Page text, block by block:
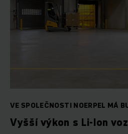
VE SPOLEČNOSTI NOERPEL MÁ
Vyšší výkon s Li-Ion